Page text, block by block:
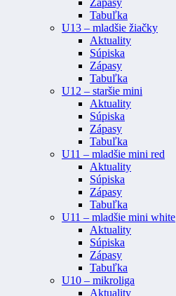
Zápasy
Tabuľka
U13 – mladšie žiačky
Aktuality
Súpiska
Zápasy
Tabuľka
U12 – staršie mini
Aktuality
Súpiska
Zápasy
Tabuľka
U11 – mladšie mini red
Aktuality
Súpiska
Zápasy
Tabuľka
U11 – mladšie mini white
Aktuality
Súpiska
Zápasy
Tabuľka
U10 – mikroliga
Aktuality